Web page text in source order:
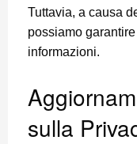
Tuttavia, a causa
possiamo
informazioni.
sulla